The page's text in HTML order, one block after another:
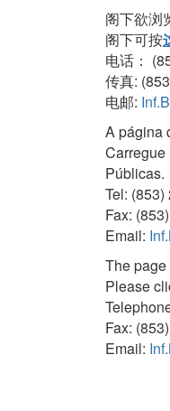
阁下欲浏
阁下可按
电话：
传真:
电邮:
A página
Públicas.
Tel:
Fax:
Email:
The
Please
Fax:
Email: